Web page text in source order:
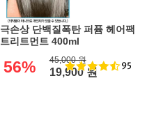
극손상 단백질폭탄 퍼퓸 헤어팩
트리트먼트 400ml
56% 45,000 원
19,900 원